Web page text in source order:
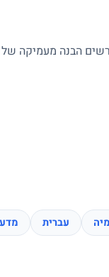
הבנה מעמיקה
עברית